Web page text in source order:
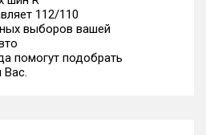
112/110
выборов вашей
помогут подобрать
Вас.